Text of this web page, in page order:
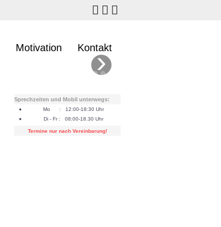
Motivation Kontakt
›
Sprechzeiten und Mobil unterwegs:
Mo : 12:00-18:30 Uhr
Di - Fr : 08:00-18.30 Uhr
Termine nur nach Vereinbarung!